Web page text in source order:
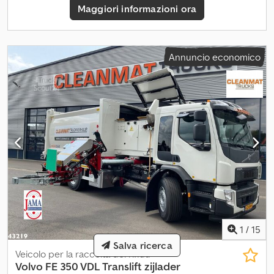
Masse: a pieno carico/a vuoto: 22.282 kg / 15.387 kg
CLIMATIZZATORE / RISCALDATORE AUSILIARIO Tipo di
Servosterzo: presente Tipo di sospensione: pneumatica Freni: a
disco Sterzo: presente Tipo di sospensione: pneumatica Freni: a
disco Sterzo: presente = Ulteriori informazioni = Sistema AdBlue:
sì Trasmissione: AT2412F, automatica Sospensioni: pneumatiche
Dsdsxgc Sgepfx Ad Sowa Asse anteriore: sterzante Asse
posteriore: sterzante Peso a vuoto: 15.387 kg Capacità di carico:
6.895 kg Massa massima autorizzata: 22.282 kg Numero di posti in
piedi: 53
Maggiori informazioni ora
Annuncio economico
1 / 15
Veicolo per la raccolta dei rifiuti
Volvo FE 350 VDL Translift zijlader
Salva ricerca